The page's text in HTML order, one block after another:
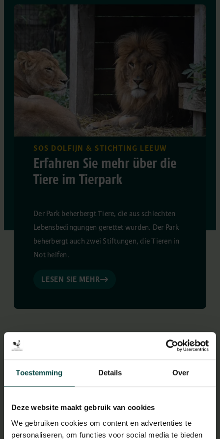
Toestemming Details Over
Deze website maakt gebruik van cookies
We gebruiken cookies om content en advertenties te
personaliseren, om functies voor social media te bieden
SOS DOLFIJN & STICHTING LEEUW
Erfahren Sie mehr über die
Tiere im Tierpark
Der Park beherbergt Tiere, die aus schlechten
Lebensbedingungen gerettet wurden. Der Park
beherbergt auch zwei Stiftungen, die Tieren in
Not helfen.
LESEN SIE MEHR
NIEUWS & INTERESSANTE ARTIKELEN
Wat gebeurt er allemaal in
Hoenderdaell